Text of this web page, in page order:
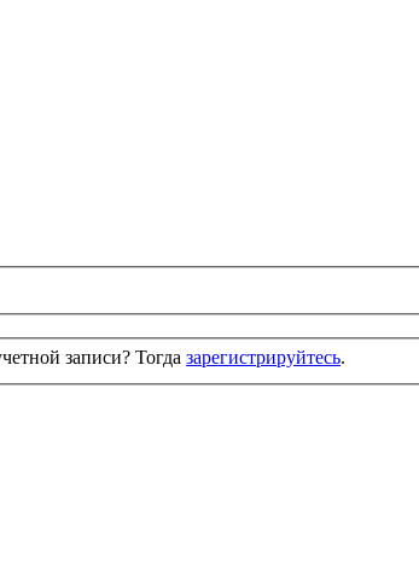
записи? Тогда зарегистрируйтесь.